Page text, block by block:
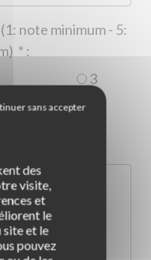
note minimum - 5:
* :
3
des
visite,
et
le
et le
pouvez